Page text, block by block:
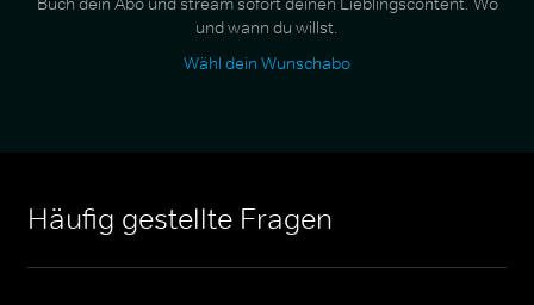
und wann du willst.
Wähl dein Wunschabo
Häufig gestellte Fragen